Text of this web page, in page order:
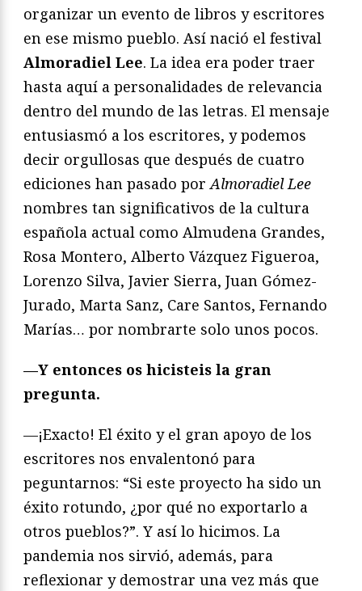
organizar un evento de libros y escritores
en ese mismo pueblo. Así nació el festival
Almoradiel Lee. La idea era poder traer
hasta aquí a personalidades de relevancia
dentro del mundo de las letras. El mensaje
entusiasmó a los escritores, y podemos
decir orgullosas que después de cuatro
ediciones han pasado porAlmoradiel Lee
nombres tan significativos de la cultura
española actual como Almudena Grandes,
Rosa Montero, Alberto Vázquez Figueroa,
Lorenzo Silva, Javier Sierra, Juan Gómez-
Jurado, Marta Sanz, Care Santos, Fernando
Marías… por nombrarte solo unos pocos.
—Y entonces os hicisteis la gran
pregunta.
—¡Exacto! El éxito y el gran apoyo de los
escritores nos envalentonó para
peguntarnos: “Si este proyecto ha sido un
éxito rotundo, ¿por qué no exportarlo a
otros pueblos?”. Y así lo hicimos. La
pandemia nos sirvió, además, para
reflexionar y demostrar una vez más que